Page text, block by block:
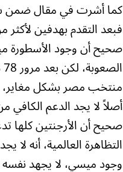
كما أشرت في مقال ضمن
فبعد التقدم بهدفين
صحيح أن وجود الأسطورة
منتخب مصر بشكل مغاير،
أصلاً لا يجد الدعم الكافي
صحيح أن الأرجنتين كلها
التظاهرة العالمية، أنه
وجود ميسي، لا يجهد نفسه